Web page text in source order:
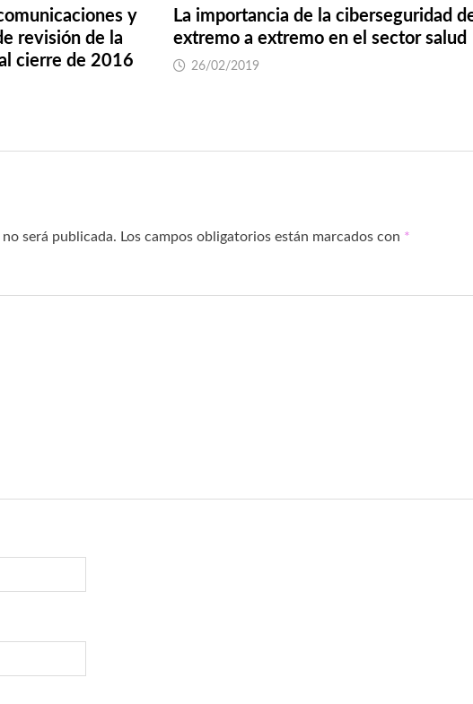
y
revisión de la
cierre de 2016
La importancia de la ciberseguridad
extremo a extremo en el sector salud
26/02/2019
será publicada. Los campos obligatorios están marcados con *